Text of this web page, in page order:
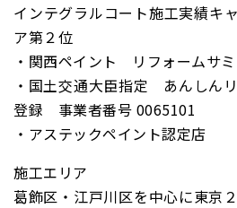
インテグラルコート施工実績キ
ア第２位
・関西ペイント リフォームサ
・国土交通大臣指定 あんしん
登録 事業者番号 0065101
・アステックペイント認定店
施工エリア
葛飾区・江戸川区を中心に東京